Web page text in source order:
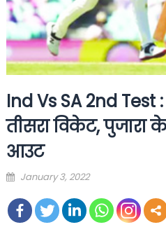
Ind Vs SA 2nd Test
तीसरा विकेट, पुजारा
आउट
Posted
January 3, 2022